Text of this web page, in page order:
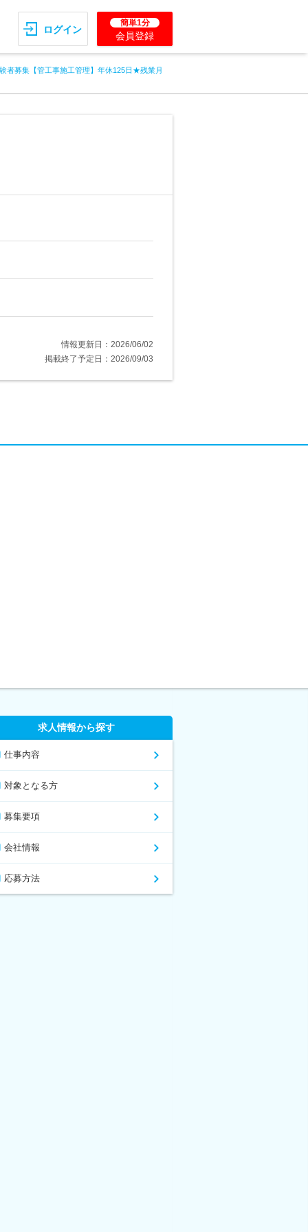
ログイン
簡単1分
会員登録
者募集【管工事施工管理】年休125日★残業月
情報更新日：2026/06/02
掲載終了予定日：2026/09/03
求人情報から探す
仕事内容
対象となる方
募集要項
会社情報
応募方法